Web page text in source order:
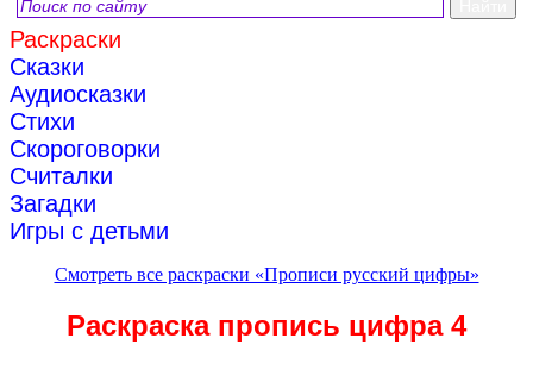
Раскраски
Сказки
Аудиосказки
Стихи
Скороговорки
Считалки
Загадки
Игры с детьми
Смотреть все раскраски «Прописи русский цифры»
Раскраска пропись цифра 4